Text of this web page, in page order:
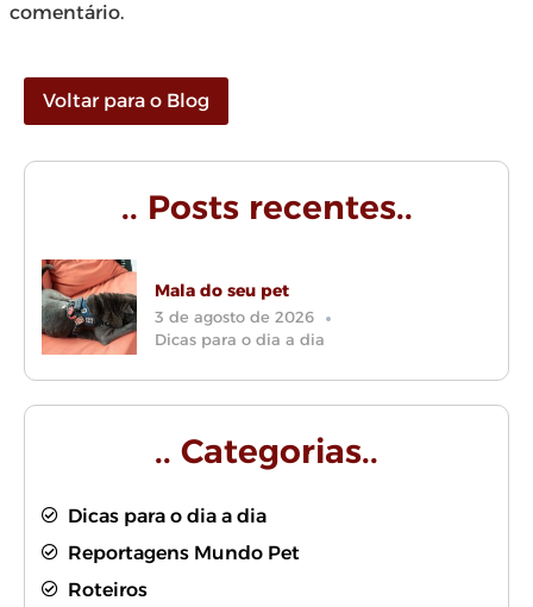
comentário.
Voltar para o Blog
.. Posts recentes..
Mala do seu pet
3 de agosto de 2026
Dicas para o dia a dia
.. Categorias..
Dicas para o dia a dia
Reportagens Mundo Pet
Roteiros